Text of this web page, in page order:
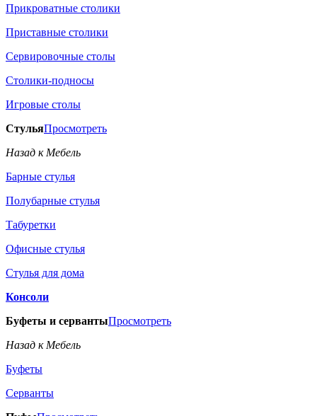
Прикроватные столики
Приставные столики
Сервировочные столы
Столики-подносы
Игровые столы
СтульяПросмотреть
Назад к Мебель
Барные стулья
Полубарные стулья
Табуретки
Офисные стулья
Стулья для дома
Консоли
Буфеты и сервантыПросмотреть
Назад к Мебель
Буфеты
Серванты